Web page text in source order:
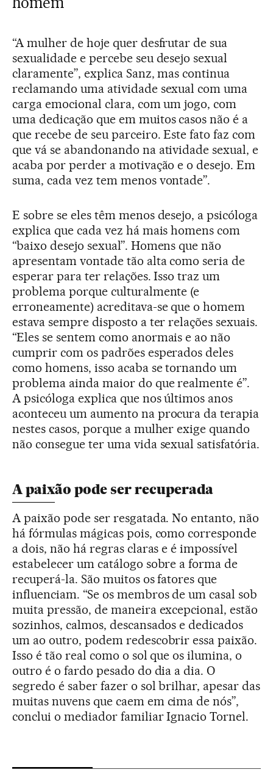
“A mulher de hoje quer desfrutar de sua
sexualidade e percebe seu desejo sexual
claramente”, explica Sanz, mas continua
reclamando uma atividade sexual com uma
carga emocional clara, com um jogo, com
uma dedicação que em muitos casos não é a
que recebe de seu parceiro. Este fato faz com
que vá se abandonando na atividade sexual, e
acaba por perder a motivação e o desejo. Em
suma, cada vez tem menos vontade”.
E sobre se eles têm menos desejo, a psicóloga
explica que cada vez há mais homens com
“baixo desejo sexual”. Homens que não
apresentam vontade tão alta como seria de
esperar para ter relações. Isso traz um
problema porque culturalmente (e
erroneamente) acreditava-se que o homem
estava sempre disposto a ter relações sexuais.
“Eles se sentem como anormais e ao não
cumprir com os padrões esperados deles
como homens, isso acaba se tornando um
problema ainda maior do que realmente é”.
A psicóloga explica que nos últimos anos
aconteceu um aumento na procura da terapia
nestes casos, porque a mulher exige quando
não consegue ter uma vida sexual satisfatória.
A paixão pode ser recuperada
A paixão pode ser resgatada. No entanto, não
há fórmulas mágicas pois, como corresponde
a dois, não há regras claras e é impossível
estabelecer um catálogo sobre a forma de
recuperá-la. São muitos os fatores que
influenciam. “Se os membros de um casal sob
muita pressão, de maneira excepcional, estão
sozinhos, calmos, descansados e dedicados
um ao outro, podem redescobrir essa paixão.
Isso é tão real como o sol que os ilumina, o
outro é o fardo pesado do dia a dia. O
segredo é saber fazer o sol brilhar, apesar das
muitas nuvens que caem em cima de nós”,
conclui o mediador familiar Ignacio Tornel.